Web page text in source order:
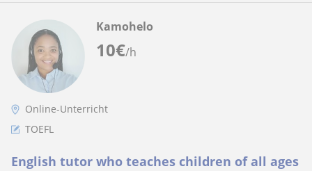
10€/h
Kamohelo
Online-Unterricht
TOEFL
English tutor who teaches children of all ages